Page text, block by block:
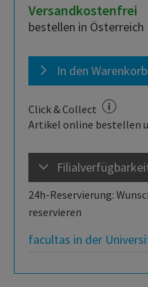
Versandkostenfrei
bestellen in Österreich
In den Warenkorb
Click & Collect
Artikel online bestellen
24h-Reservierung:
reservieren
facultas in der